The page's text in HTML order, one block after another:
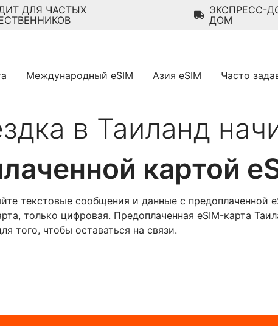
ДЛЯ ЧАСТЫХ
ЭКСПРЕСС-
ДОМ
Международный eSIM Азия eSIM
Часто
в Таиланд
картой
текстовые сообщения и данные с предоплаченной
только цифровая. Предоплаченная eSIM-карта
того, чтобы оставаться на связи.